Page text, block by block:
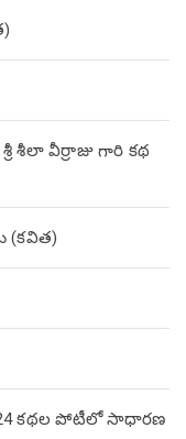
శీలా వీర్రాజు గారి కథ
(కవిత)
కథల పోటీలో సాధారణ